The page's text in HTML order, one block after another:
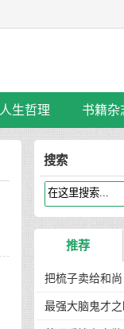
人生哲理 书籍杂
搜索
推荐
把梳子卖给和尚
最强大脑鬼才